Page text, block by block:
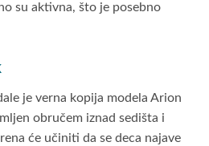
su aktivna, što je posebno
je verna kopija modela Arion
obručem iznad sedišta i
će učiniti da se deca najave